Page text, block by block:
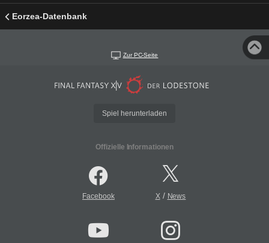
Eorzea-Datenbank
Zur PC-Seite
Spiel herunterladen
Offizielle Informationen
Facebook X/ News